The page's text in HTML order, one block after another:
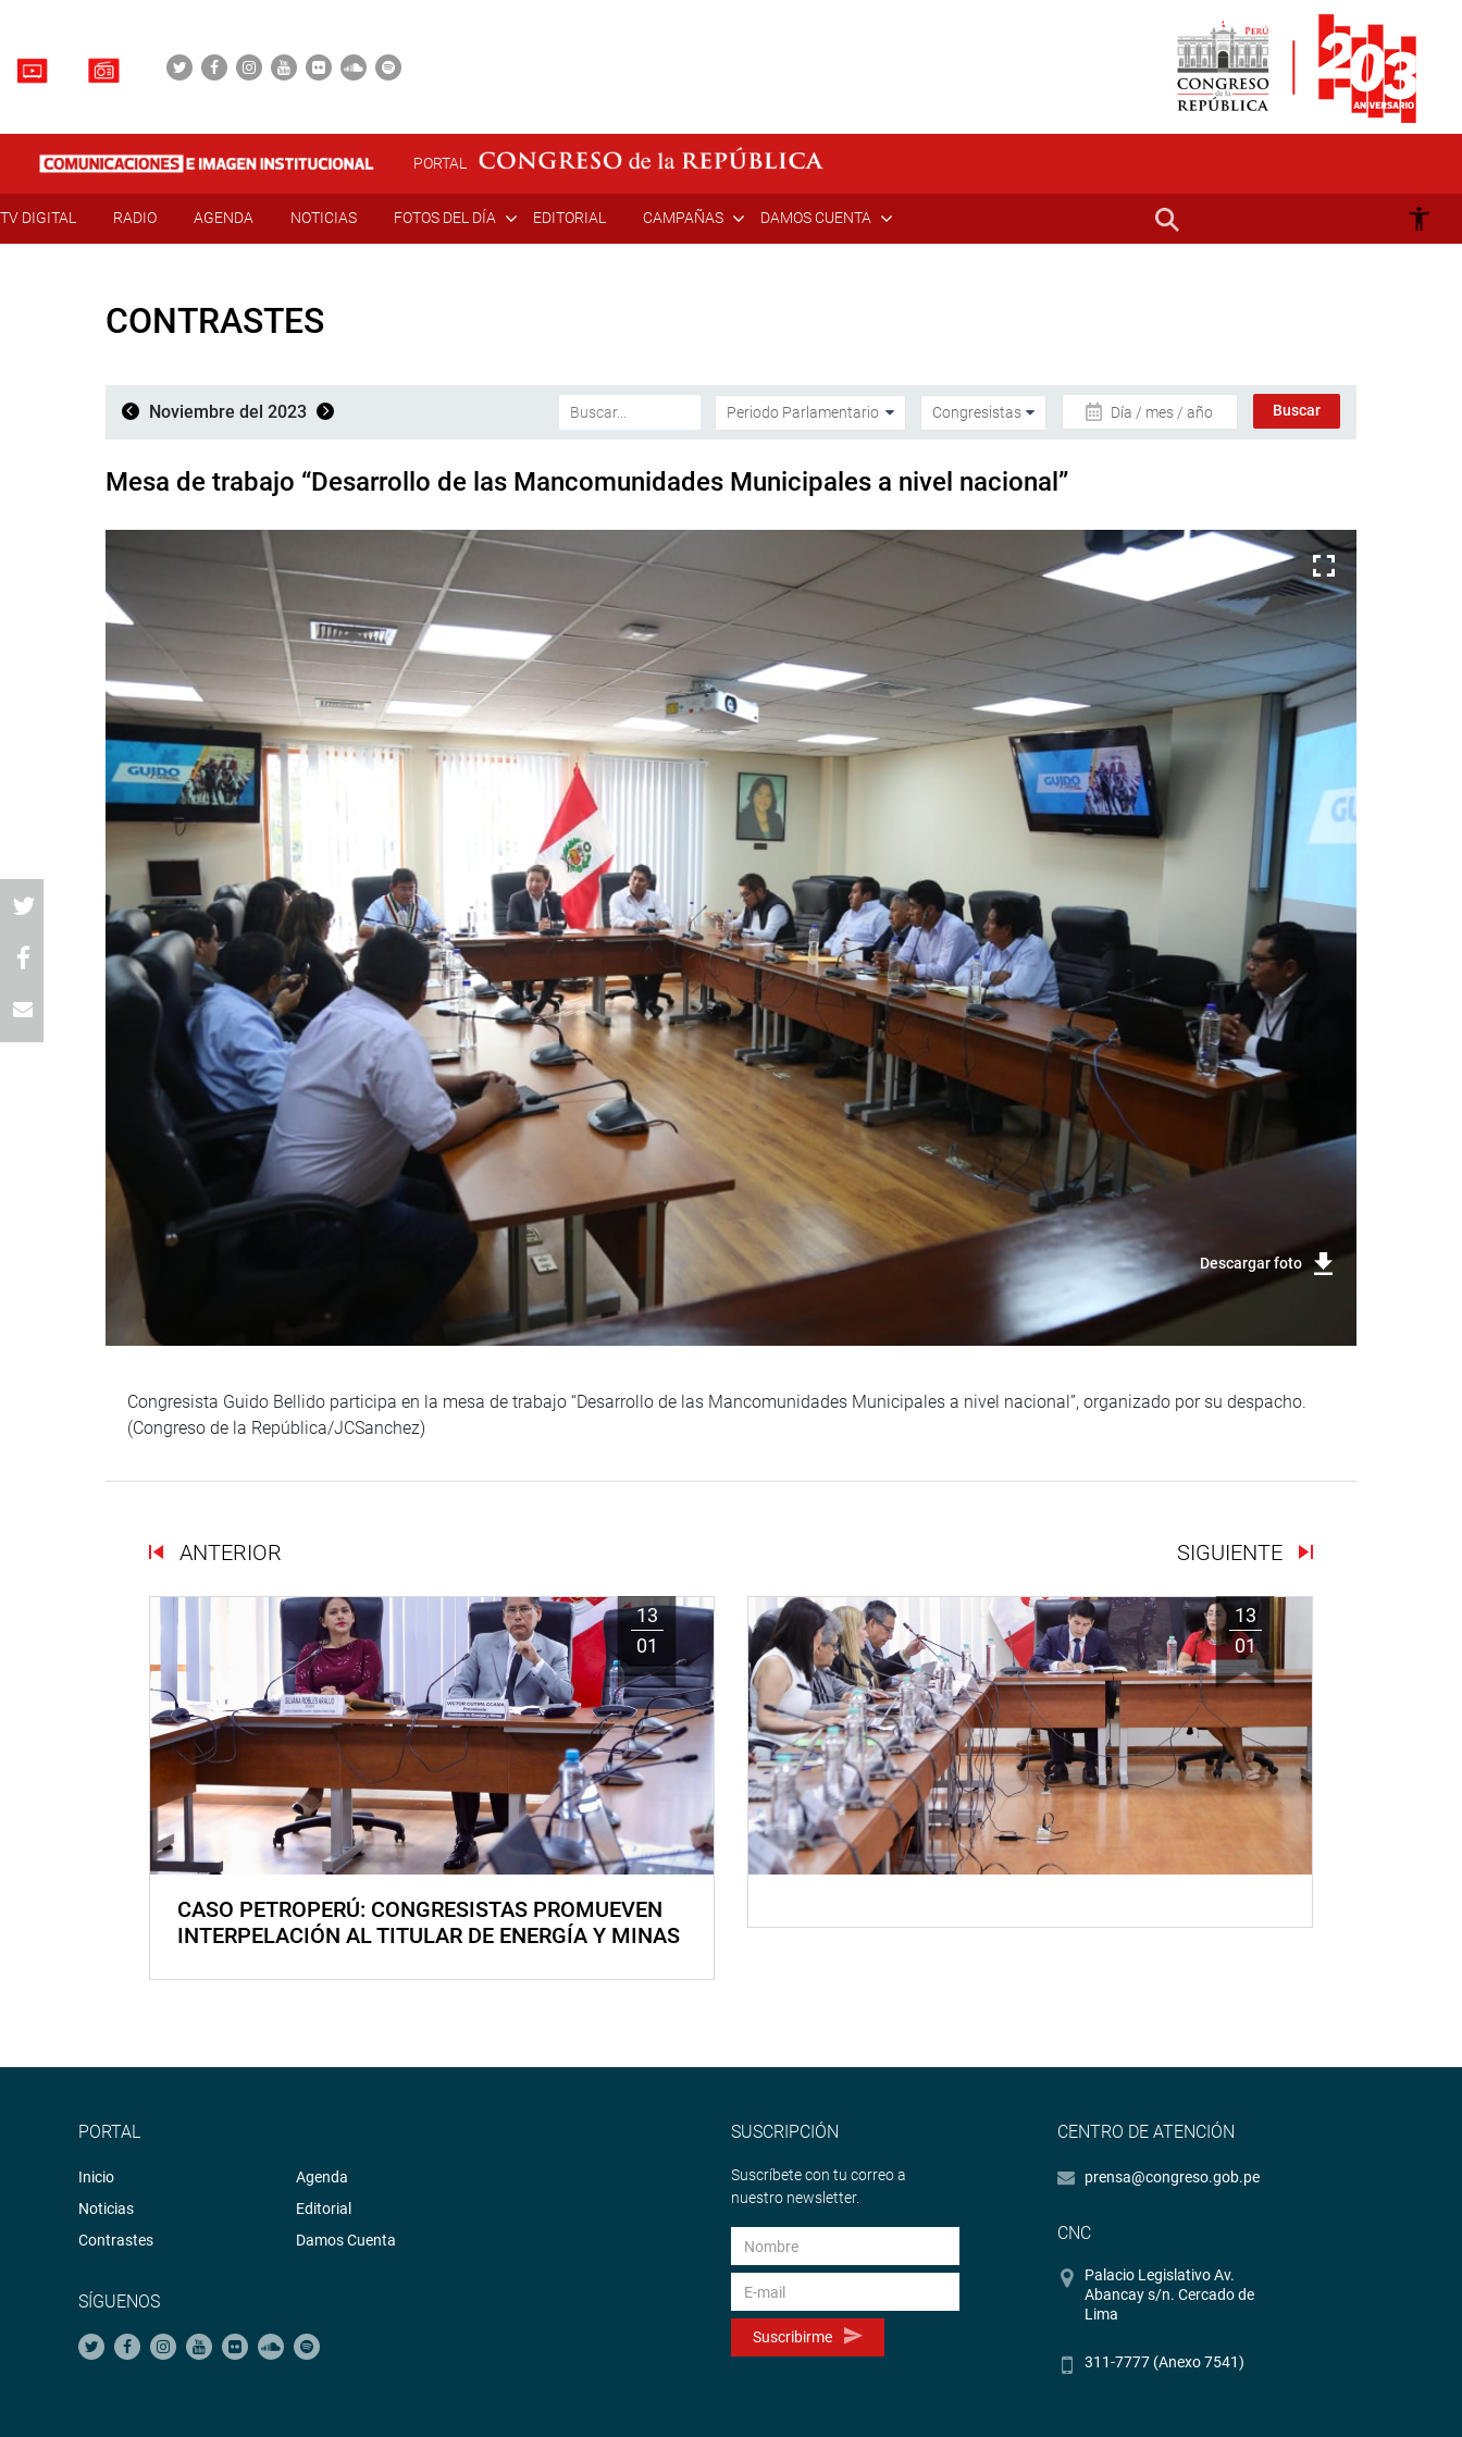
PORTAL
TV DIGITAL RADIO AGENDA NOTICIAS FOTOS DEL DÍA EDITORIAL CAMPAÑAS DAMOS CUENTA
CONTRASTES
Noviembre del 2023 Día / mes / año
Mesa de trabajo “Desarrollo de las Mancomunidades Municipales a nivel nacional”
Descargar foto
Congresista Guido Bellido participa en la mesa de trabajo “Desarrollo de las Mancomunidades Municipales a nivel nacional”, organizado por su despacho.
(Congreso de la República/JCSanchez)
ANTERIOR SIGUIENTE
13
01
CASO PETROPERÚ: CONGRESISTAS PROMUEVEN
INTERPELACIÓN AL TITULAR DE ENERGÍA Y MINAS
13
01
PORTAL
Inicio
Noticias
Contrastes
Agenda
Editorial
Damos Cuenta
SÍGUENOS
SUSCRIPCIÓN
Suscríbete con tu correo a
nuestro newsletter.
Suscribirme
CENTRO DE ATENCIÓN
prensa@congreso.gob.pe
CNC
Palacio Legislativo Av.
Abancay s/n. Cercado de
Lima
311-7777 (Anexo 7541)